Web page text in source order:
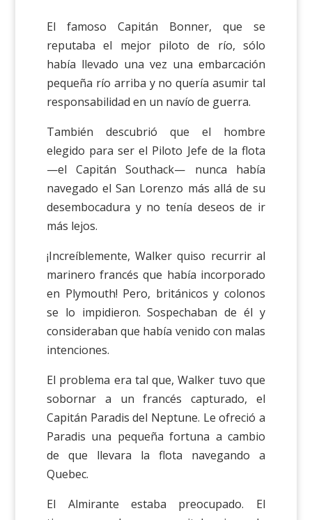
El famoso Capitán Bonner, que se
reputaba el mejor piloto de río, sólo
había llevado una vez una embarcación
pequeña río arriba y no quería asumir tal
responsabilidad en un navío de guerra.
También descubrió que el hombre
elegido para ser el Piloto Jefe de la flota
—el Capitán Southack— nunca había
navegado el San Lorenzo más allá de su
desembocadura y no tenía deseos de ir
más lejos.
¡Increíblemente, Walker quiso recurrir al
marinero francés que había incorporado
en Plymouth! Pero, británicos y colonos
se lo impidieron. Sospechaban de él y
consideraban que había venido con malas
intenciones.
El problema era tal que, Walker tuvo que
sobornar a un francés capturado, el
Capitán Paradis del Neptune. Le ofreció a
Paradis una pequeña fortuna a cambio
de que llevara la flota navegando a
Quebec.
El Almirante estaba preocupado. El